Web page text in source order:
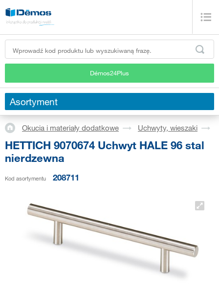
Démos24Plus
Asortyment
Okucia i materiały dodatkowe Uchwyty, wieszaki
HETTICH 9070674 Uchwyt HALE 96 stal
nierdzewna
Kod asortymentu 208711